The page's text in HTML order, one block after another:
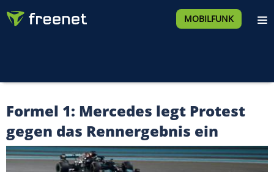
MOBILFUNK
Formel 1: Mercedes legt Protest
gegen das Rennergebnis ein